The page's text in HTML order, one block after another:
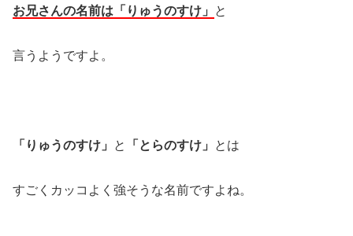
お兄さんの名前は「りゅうのすけ」 と
言うようですよ。
「りゅうのすけ」 と 「とらのすけ」 とは
すごくカッコよく強そうな名前ですよね。